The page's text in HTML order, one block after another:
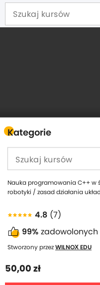
Kategorie
Programowanie
Nauka programowania C++ w
robotyki / zasad działania
4.8 (7)
99%
Stworzony przezWILNOX EDU
50,00 zł